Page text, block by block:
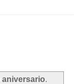
aniversario.